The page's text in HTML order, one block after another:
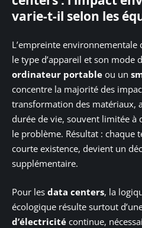
varie-t-il selon les
L’empreinte environnementale
le type d’appareil et son mode
ordinateur portable ou un
concentre la majorité des
transformation des matériaux,
durée de vie, souvent limitée à
le problème. Résultat : chaque
courte existence, devient un
supplémentaire.
Pour les data centers, la
écologique résulte surtout
d’électricité continue,